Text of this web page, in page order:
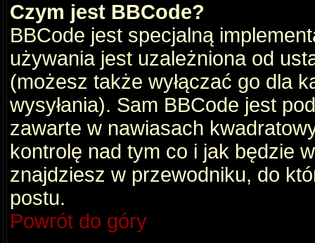
Czym jest BBCode?
BBCode jest specjalną
używania jest uzależniona od
(możesz także wyłączać go dla
wysyłania). Sam BBCode jest
zawarte w nawiasach
kontrolę nad tym co i jak będzie
znajdziesz w przewodniku, do
postu.
Powrót do góry